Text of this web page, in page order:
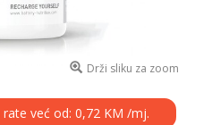
Drži sliku za zoom
već od: 0,72 KM /mj.